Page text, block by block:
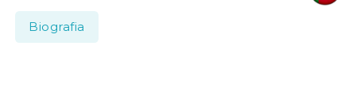
Biografia